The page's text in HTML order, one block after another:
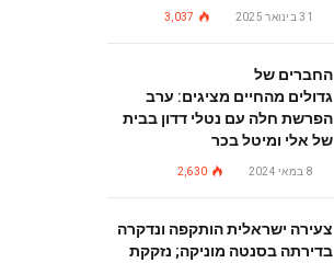
31 בינואר 2025 3,037
החברים של
גדולים מהחיים מציגים: ערב
הפרשת חלה עם נטלי דדון בבית
של אלי ומיטל בכר
8 במאי 2024 2,630
צעירה ישראלית הותקפה ונדקרה
בדירתה בסנטה מוניקה; נזקקת